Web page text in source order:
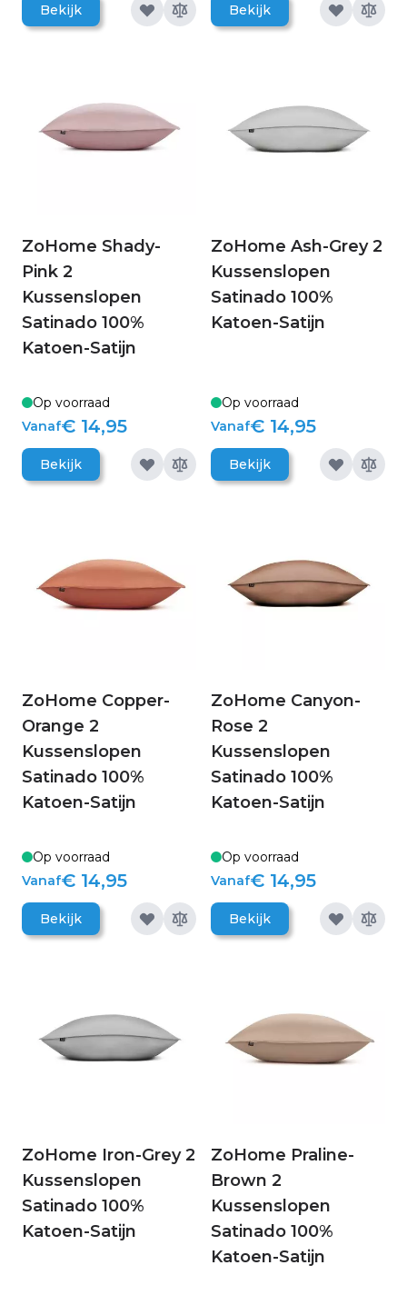
Bekijk Bekijk
ZoHome Shady-
Pink 2
Kussenslopen
Satinado 100%
Katoen-Satijn
Op voorraad
Vanaf€ 14,95
Bekijk
ZoHome Ash-Grey 2
Kussenslopen
Satinado 100%
Katoen-Satijn
Op voorraad
Vanaf€ 14,95
Bekijk
ZoHome Copper-
Orange 2
Kussenslopen
Satinado 100%
Katoen-Satijn
Op voorraad
Vanaf€ 14,95
Bekijk
ZoHome Canyon-
Rose 2
Kussenslopen
Satinado 100%
Katoen-Satijn
Op voorraad
Vanaf€ 14,95
Bekijk
ZoHome Iron-Grey 2
Kussenslopen
Satinado 100%
Katoen-Satijn
ZoHome Praline-
Brown 2
Kussenslopen
Satinado 100%
Katoen-Satijn